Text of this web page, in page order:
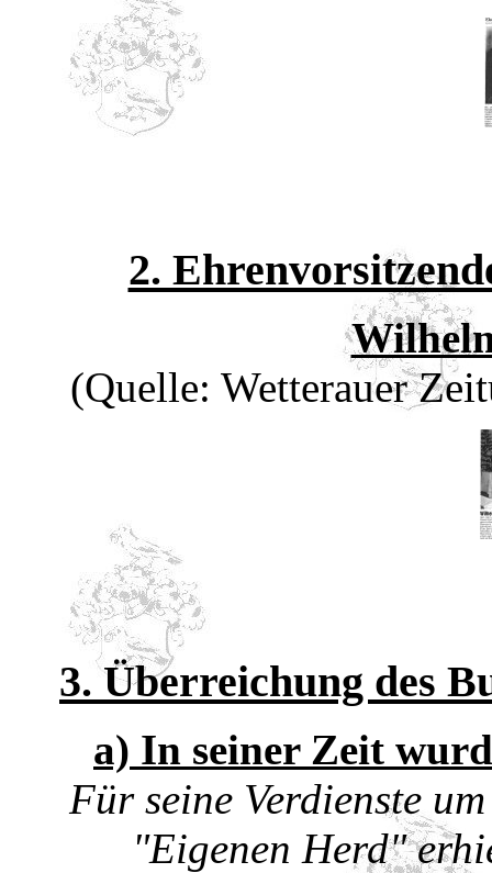
2.
(Quelle: Wetterauer
3. Überreichung des
a) In seiner Zeit
Für seine Verdienste
"Eigenen Herd"